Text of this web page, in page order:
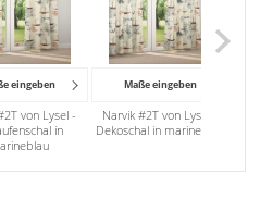
stechen die roten Elemente
hervor und buhlen mit den
und Segelschiffen um
Design. Accessoires aus Holz,
sorgen für ein entspanntes,
eingeben
von Lysel -
in
Maße eingeben
Narvik #2T von Lysel -
Dekoschal in marineblau